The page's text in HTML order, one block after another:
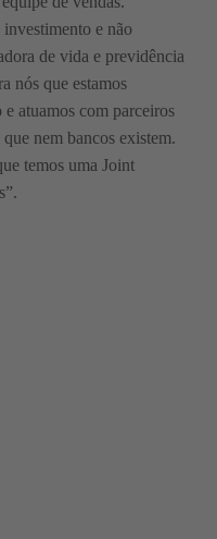
e não
de vida e previdência
nós que estamos
atuamos com parceiros
nem bancos existem.
temos uma Joint